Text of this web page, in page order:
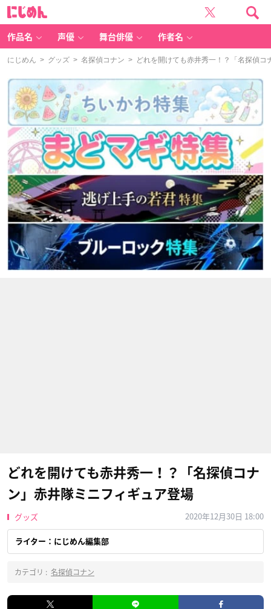
作品名 声優 舞台俳優 作者名
にじめん > グッズ > 名探偵コナン > どれを開けても赤井秀一！？「名探偵コ
どれを開けても赤井秀一！？「名探偵コナ
ン」赤井隊ミニフィギュア登場
グッズ 2020年12月30日 18:00
ライター：にじめん編集部
カテゴリ : 名探偵コナン